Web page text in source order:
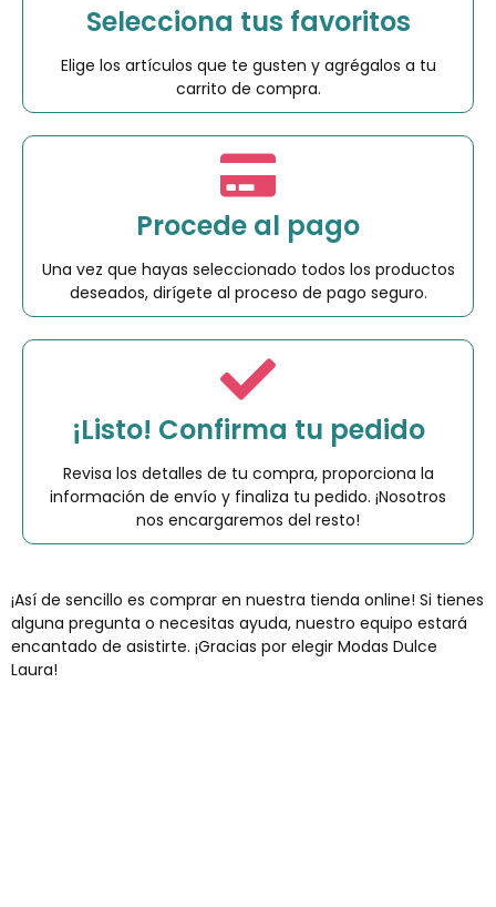
Selecciona tus favoritos
Elige los artículos que te gusten y agrégalos a tu
carrito de compra.
Procede al pago
Una vez que hayas seleccionado todos los productos
deseados, dirígete al proceso de pago seguro.
¡Listo! Confirma tu pedido
Revisa los detalles de tu compra, proporciona la
información de envío y finaliza tu pedido. ¡Nosotros
nos encargaremos del resto!
¡Así de sencillo es comprar en nuestra tienda online! Si tienes
alguna pregunta o necesitas ayuda, nuestro equipo estará
encantado de asistirte. ¡Gracias por elegir Modas Dulce
Laura!